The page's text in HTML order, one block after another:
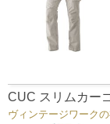
CUC スリムカー
ヴィンテージワークの